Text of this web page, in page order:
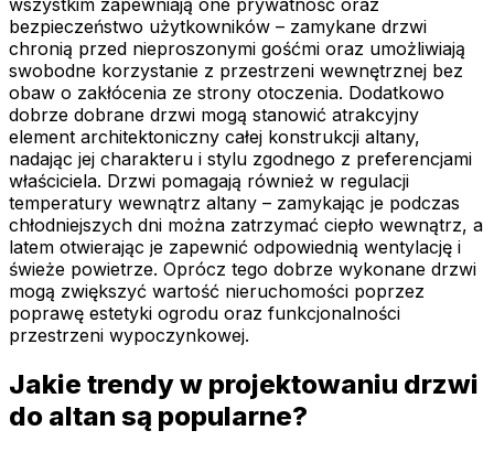
bezpieczeństwo użytkowników – zamykane drzwi
chronią przed nieproszonymi gośćmi oraz umożliwiają
swobodne korzystanie z przestrzeni wewnętrznej bez
obaw o zakłócenia ze strony otoczenia. Dodatkowo
dobrze dobrane drzwi mogą stanowić atrakcyjny
element architektoniczny całej konstrukcji altany,
nadając jej charakteru i stylu zgodnego z preferencjami
właściciela. Drzwi pomagają również w regulacji
temperatury wewnątrz altany – zamykając je podczas
chłodniejszych dni można zatrzymać ciepło wewnątrz, a
latem otwierając je zapewnić odpowiednią wentylację i
świeże powietrze. Oprócz tego dobrze wykonane drzwi
mogą zwiększyć wartość nieruchomości poprzez
poprawę estetyki ogrodu oraz funkcjonalności
przestrzeni wypoczynkowej.
Jakie trendy w projektowaniu drzwi
do altan są popularne?